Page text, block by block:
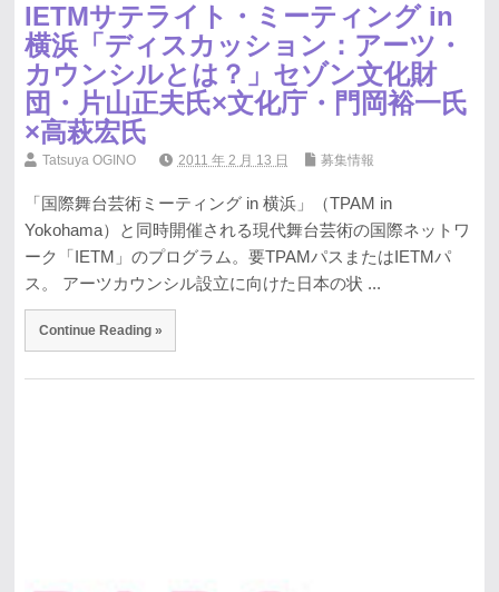
IETMサテライト・ミーティング in
横浜「ディスカッション：アーツ・
カウンシルとは？」セゾン文化財
団・片山正夫氏×文化庁・門岡裕一氏
×高萩宏氏
Tatsuya OGINO 2011 年 2 月 13 日 募集情報
「国際舞台芸術ミーティング in 横浜」（TPAM in
Yokohama）と同時開催される現代舞台芸術の国際ネットワ
ーク「IETM」のプログラム。要TPAMパスまたはIETMパ
ス。 アーツカウンシル設立に向けた日本の状 ...
Continue Reading »